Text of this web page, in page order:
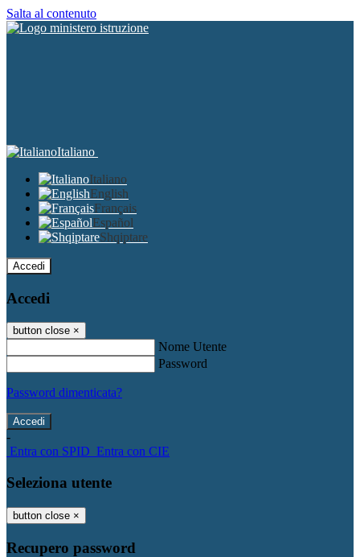
Salta al contenuto
Italiano
Italiano
English
Français
Español
Shqiptare
Accedi
Accedi
button close ×
Nome Utente
Password
Password dimenticata?
-
Entra con SPID Entra con CIE
Seleziona utente
button close ×
Recupero password